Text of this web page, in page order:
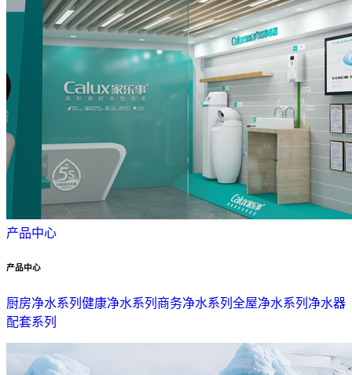
产品中心
产品中心
厨房净水系列 健康净水系列 商务净水系列 全屋净水系列 净水器
配套系列